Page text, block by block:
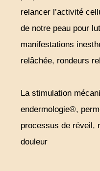
relancer l’activité
de notre peau pour
manifestations
relâchée, rondeurs
La stimulation
endermologie®,
processus de réveil,
douleur